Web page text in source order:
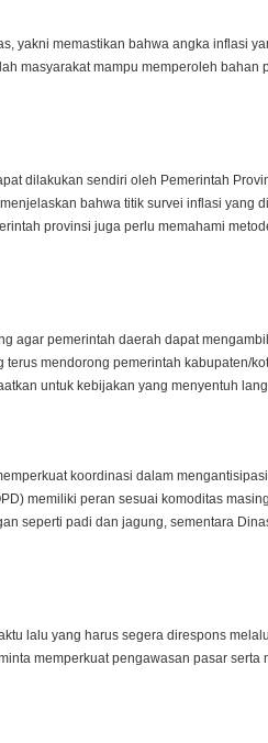
yakni memastikan bahwa angka inflasi
masyarakat mampu memperoleh bahan
dilakukan sendiri oleh Pemerintah
bahwa titik survei inflasi yang
provinsi juga perlu memahami
agar pemerintah daerah dapat
mendorong pemerintah kabupaten/
untuk kebijakan yang menyentuh
koordinasi dalam
memiliki peran sesuai komoditas
seperti padi dan jagung, sementara
lalu yang harus segera direspons
memperkuat pengawasan pasar serta